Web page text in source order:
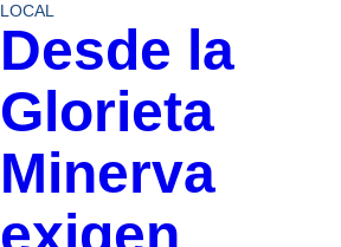
LOCAL
Desde la
Glorieta
Minerva